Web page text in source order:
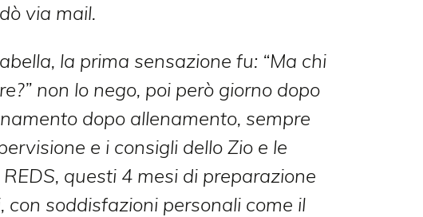
via mail.
la prima sensazione fu: “Ma chi
non lo nego, poi però giorno dopo
dopo allenamento, sempre
e i consigli dello Zio e le
questi 4 mesi di preparazione
con soddisfazioni personali come il